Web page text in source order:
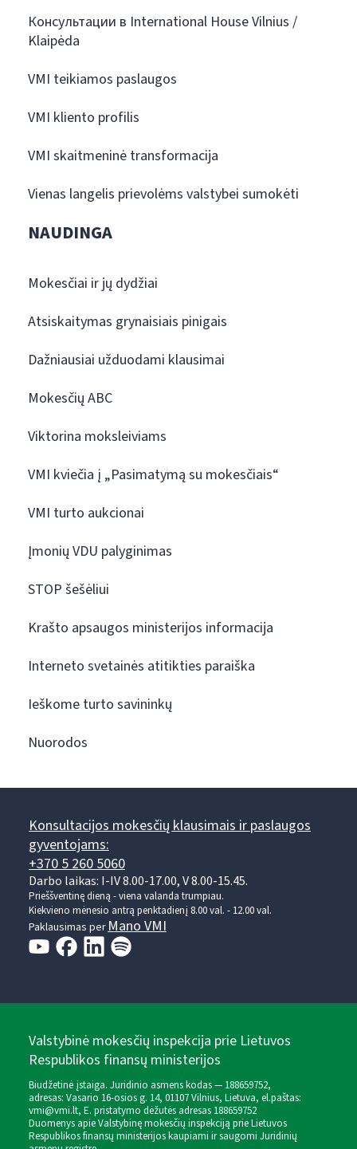
Консультации в International House Vilnius /
Klaipėda
VMI teikiamos paslaugos
VMI kliento profilis
VMI skaitmeninė transformacija
Vienas langelis prievolėms valstybei sumokėti
NAUDINGA
Mokesčiai ir jų dydžiai
Atsiskaitymas grynaisiais pinigais
Dažniausiai užduodami klausimai
Mokesčių ABC
Viktorina moksleiviams
VMI kviečia į „Pasimatymą su mokesčiais“
VMI turto aukcionai
Įmonių VDU palyginimas
STOP šešėliui
Krašto apsaugos ministerijos informacija
Interneto svetainės atitikties paraiška
Ieškome turto savininkų
Nuorodos
Konsultacijos mokesčių klausimais ir paslaugos
gyventojams:
+370 5 260 5060
Darbo laikas: I-IV 8.00-17.00, V 8.00-15.45.
Prieššventinę dieną - viena valanda trumpiau.
Kiekvieno mėnesio antrą penktadienį 8.00 val. - 12.00 val.
Paklausimas perMano VMI
Valstybinė mokesčių inspekcija prie Lietuvos
Respublikos finansų ministerijos
Biudžetinė įstaiga. Juridinio asmens kodas — 188659752,
adresas: Vasario 16-osios g. 14, 01107 Vilnius, Lietuva, el.paštas:
vmi@vmi.lt, E. pristatymo dėžutės adresas 188659752
Duomenys apie Valstybinę mokesčių inspekciją prie Lietuvos
Respublikos finansų ministerijos kaupiami ir saugomi Juridinių